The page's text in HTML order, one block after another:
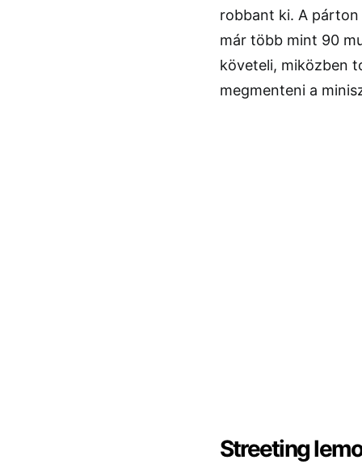
robbant ki. A
már több mint 90
követeli, miközben
megmenteni a
Streeting